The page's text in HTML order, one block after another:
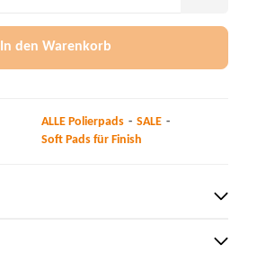
In den Warenkorb
ALLE Polierpads
SALE
Soft Pads für Finish